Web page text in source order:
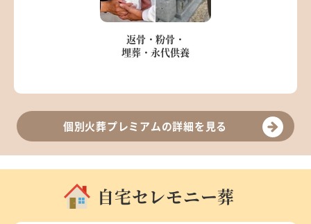
返骨・粉骨・
埋葬・永代供養
個別火葬プレミアムの詳細を見る
自宅セレモニー葬